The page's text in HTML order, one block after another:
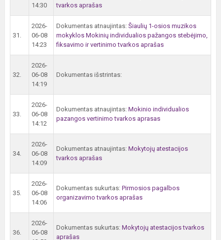
14:30
tvarkos aprašas
31.
2026-
06-08
14:23
Dokumentas atnaujintas: Šiaulių 1-osios muzikos
mokyklos Mokinių individualios pažangos stebėjimo,
fiksavimo ir vertinimo tvarkos aprašas
32.
2026-
06-08
14:19
Dokumentas išstrintas:
33.
2026-
06-08
14:12
Dokumentas atnaujintas: Mokinio individualios
pazangos vertinimo tvarkos aprasas
34.
2026-
06-08
14:09
Dokumentas atnaujintas: Mokytojų atestacijos
tvarkos aprašas
35.
2026-
06-08
14:06
Dokumentas sukurtas: Pirmosios pagalbos
organizavimo tvarkos aprašas
36.
2026-
06-08
Dokumentas sukurtas: Mokytojų atestacijos tvarkos
aprašas